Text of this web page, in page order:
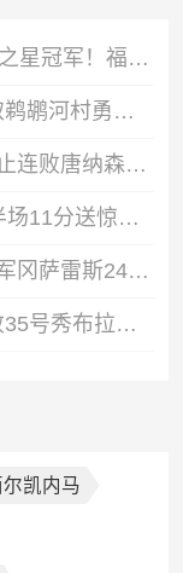
全明星：华盛顿神秘人夺投篮之星冠军！福德夺得三分大赛冠军！
🏀夏联-步行者第三节爆发轻取鹈鹕河村勇辉5+5+12斯劳森22分
🏀夏联-热火5人上双轻取活塞止连败唐纳森20+8+10奥科里27分
🏀夏联-杨瀚森13+5+4帽&下半场11分送惊艳妙传开拓者力克掘金
🏀夏联-国王首节仅4分不敌绿军冈萨雷斯24+10+5塞纳克10+12
🏀夏联-雷霆不敌掘金夏联全败35号秀布拉齐尔32+6马拉14+7+6
凯内马